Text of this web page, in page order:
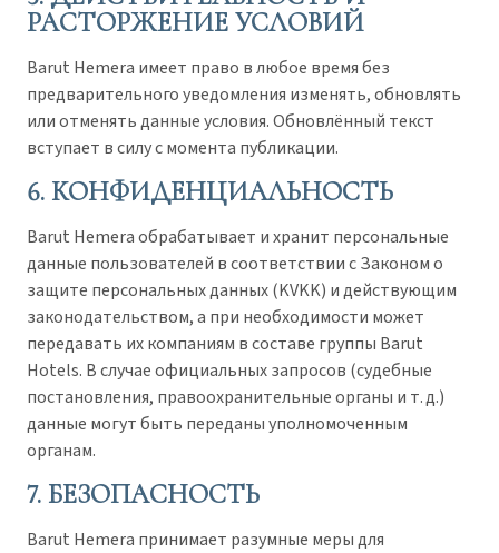
РАСТОРЖЕНИЕ УСЛОВИЙ
Barut Hemera имеет право в любое время без
предварительного уведомления изменять, обновлять
или отменять данные условия. Обновлённый текст
вступает в силу с момента публикации.
6. КОНФИДЕНЦИАЛЬНОСТЬ
Barut Hemera обрабатывает и хранит персональные
данные пользователей в соответствии с Законом о
защите персональных данных (KVKK) и действующим
законодательством, а при необходимости может
передавать их компаниям в составе группы Barut
Hotels. В случае официальных запросов (судебные
постановления, правоохранительные органы и т. д.)
данные могут быть переданы уполномоченным
органам.
7. БЕЗОПАСНОСТЬ
Barut Hemera принимает разумные меры для